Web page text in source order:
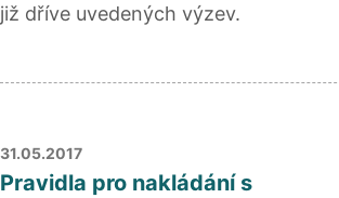
již dříve uvedených výzev.
31.05.2017
Pravidla pro nakládání s